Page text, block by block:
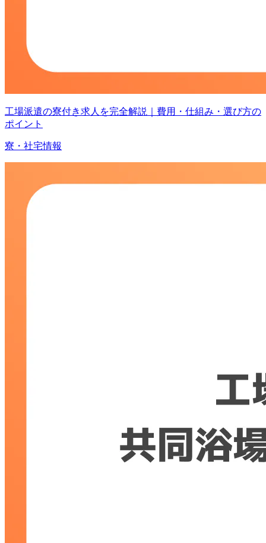
工場派遣の寮付き求人を完全解説｜費用・仕組み・選び方の
ポイント
寮・社宅情報